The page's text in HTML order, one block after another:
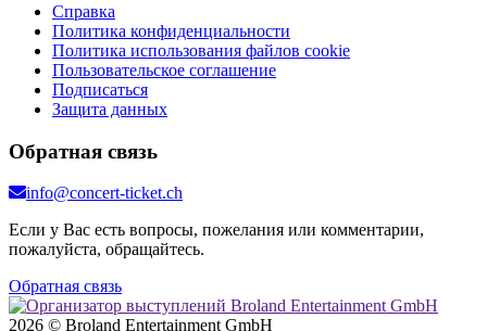
Справка
Политика конфиденциальности
Политика использования файлов cookie
Пользовательское соглашение
Подписаться
Защита данных
Обратная связь
info@concert-ticket.ch
Если у Вас есть вопросы, пожелания или комментарии,
пожалуйста, обращайтесь.
Обратная связь
2026 © Broland Entertainment GmbH